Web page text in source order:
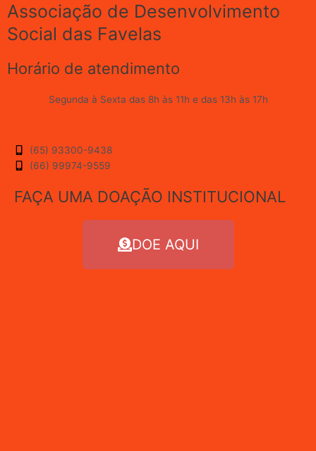
Associação de Desenvolvimento
Social das Favelas
Horário de atendimento
Segunda à Sexta das 8h às 11h e das 13h às 17h
(65) 93300-9438
(66) 99974-9559
FAÇA UMA DOAÇÃO INSTITUCIONAL
DOE AQUI